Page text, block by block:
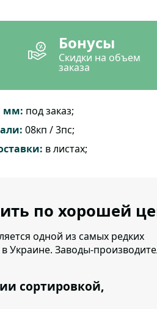
Бонусы
Скидки на объем
заказа
мм: под заказ;
08кп / 3пс;
в листах;
по хорошей
одной из самых редких
Украине. Заводы-
сортировкой,